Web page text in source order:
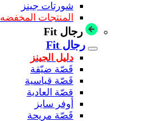
شورتات جينز
المنتجات المخفضه
رجال Fit
رجال Fit
دليل الجينز
قَصّة ضيّقة
قَصّة قياسية
قصّة العادية
أوفر سايز
قَصّة مريحة